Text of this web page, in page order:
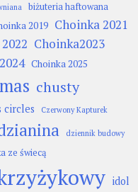
biżuteria haftowana
2019 Choinka 2021
Choinka2023
Choinka 2025
chusty
circles Czerwony Kapturek
dziennik budowy
ze świecą
idol